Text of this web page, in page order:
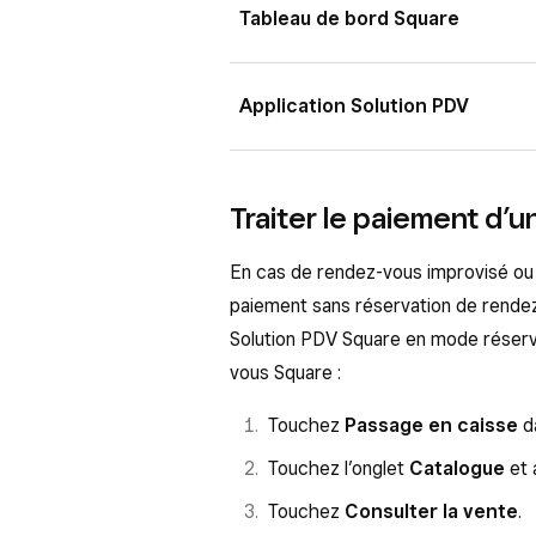
Tableau de bord Square
Connectez-vous au Tableau
rendez-vous et cliquez sur
les messages-guides pour
Cliquez sur
Facturer la carte
Remarque : Si vous modifiez un
vous devez cliquer sur Enregistrer
Application Solution PDV
Caisseet sélectionner un
Remarque: La vente sera
rendez-vous a été programmé.
Ajoutez des articles ou
Facturer. Les informations
récupérées à partir du rendez-
Traiter le paiement
En cas de rendez-vous improvisé
paiement sans réservation de
Solution PDV Square en mode
vous Square :
Touchez Passage en caisse
Touchez l’onglet Catalogue et
Touchez Consulter la vente.